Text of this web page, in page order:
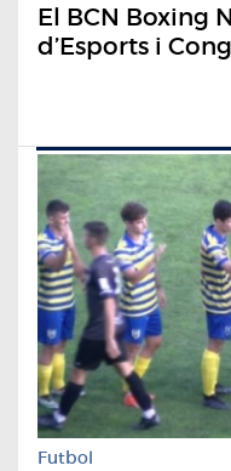
El BCN Boxing
d’Esports i
Futbol